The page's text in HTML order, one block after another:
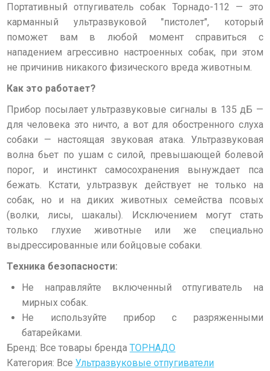
Портативный отпугиватель собак Торнадо-112 — это
карманный ультразвуковой "пистолет", который
поможет вам в любой момент справиться с
нападением агрессивно настроенных собак, при этом
не причинив никакого физического вреда животным.
Как это работает?
Прибор посылает ультразвуковые сигналы в 135 дБ —
для человека это ничто, а вот для обостренного слуха
собаки — настоящая звуковая атака. Ультразвуковая
волна бьет по ушам с силой, превышающей болевой
порог, и инстинкт самосохранения вынуждает пса
бежать. Кстати, ультразвук действует не только на
собак, но и на диких животных семейства псовых
(волки, лисы, шакалы). Исключением могут стать
только глухие животные или же специально
выдрессированные или бойцовые собаки.
Техника безопасности:
Не направляйте включенный отпугиватель на
мирных собак.
Не используйте прибор с разряженными
батарейками.
Бренд: Все товары брендаТОРНАДО
Категория: ВсеУльтразвуковые отпугиватели